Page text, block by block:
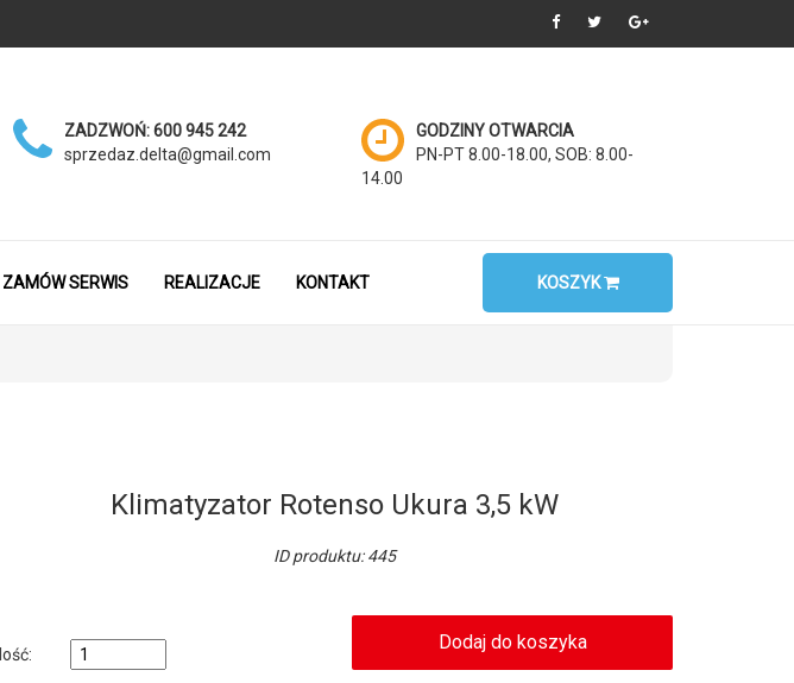
ZADZWOŃ:600 945 242
sprzedaz.delta@gmail.com
GODZINY OTWARCIA
PN-PT 8.00-18.00, SOB: 8.00-
14.00
ZAMÓW SERWIS REALIZACJE KONTAKT KOSZYK
Klimatyzator Rotenso Ukura 3,5 kW
ID produktu: 445
Ilość: